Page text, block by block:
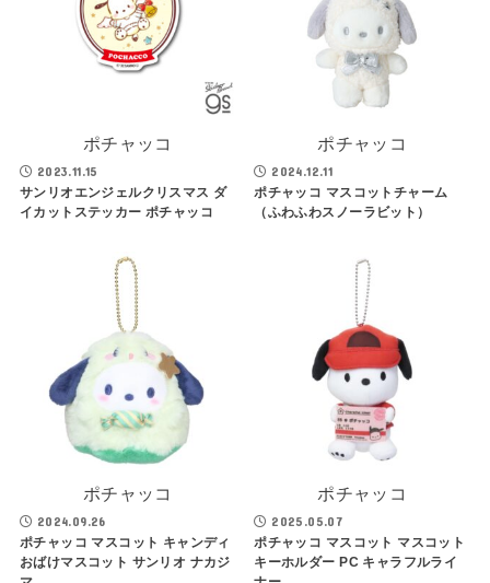
ポチャッコ
2023.11.15
サンリオエンジェルクリスマス ダ
イカットステッカー ポチャッコ
ポチャッコ
2024.12.11
ポチャッコ マスコットチャーム
（ふわふわスノーラビット）
ポチャッコ
2024.09.26
ポチャッコ マスコット キャンディ
おばけマスコット サンリオ ナカジ
ポチャッコ
2025.05.07
ポチャッコ マスコット マスコット
キーホルダー PC キャラフルライ